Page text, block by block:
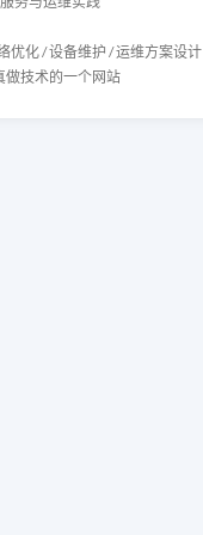
优化 / 设备维护 / 运维方案设
做技术的一个网站